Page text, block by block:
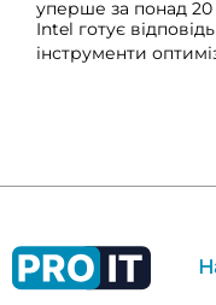
уперше за понад 20
Intel готує
інструменти